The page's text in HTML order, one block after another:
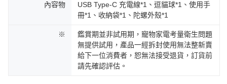
內容物
USB Type-C 充電線*1、逗貓球*1、使用手
冊*1、收納袋*1、陀螺外殼*1
※
鑑賞期並非試用期，寵物家電考量衛生問題
無提供試用，產品一經拆封使用無法整新賣
給下一位消費者，恕無法接受退貨，訂貨前
請先確認評估。